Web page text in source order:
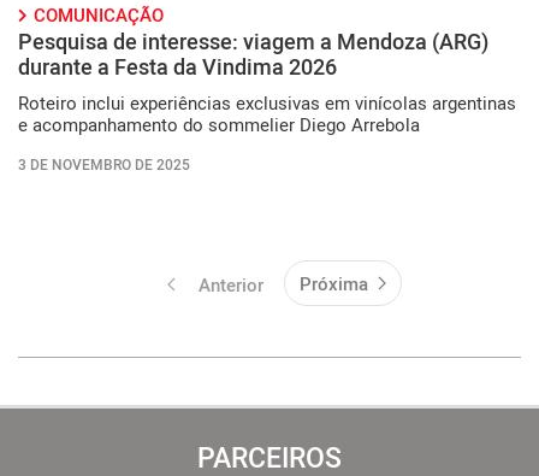
COMUNICAÇÃO
Pesquisa de interesse: viagem a Mendoza (ARG)
durante a Festa da Vindima 2026
Roteiro inclui experiências exclusivas em vinícolas argentinas
e acompanhamento do sommelier Diego Arrebola
3 DE NOVEMBRO DE 2025
Anterior Próxima
PARCEIROS